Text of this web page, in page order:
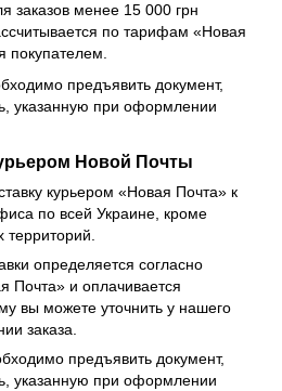
заказов менее 15 000 грн
по тарифам «Новая
покупателем.
предъявить документ,
указанную при оформлении
Новой Почты
курьером «Новая Почта» к
по всей Украине, кроме
определяется согласно
Почта» и оплачивается
вы можете уточнить у нашего
заказа.
предъявить документ,
указанную при оформлении